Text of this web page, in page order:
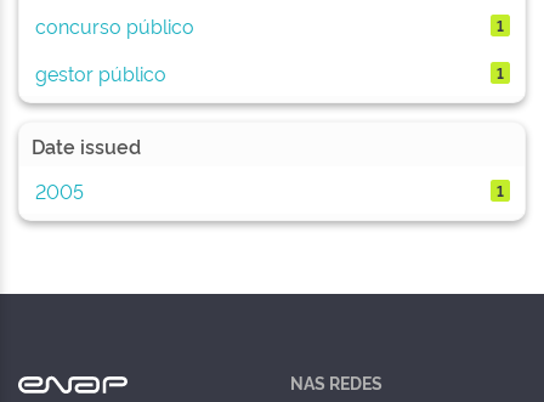
concurso público 1
gestor público 1
Date issued
2005
1
NAS REDES